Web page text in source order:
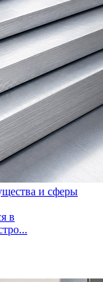
и сферы
в